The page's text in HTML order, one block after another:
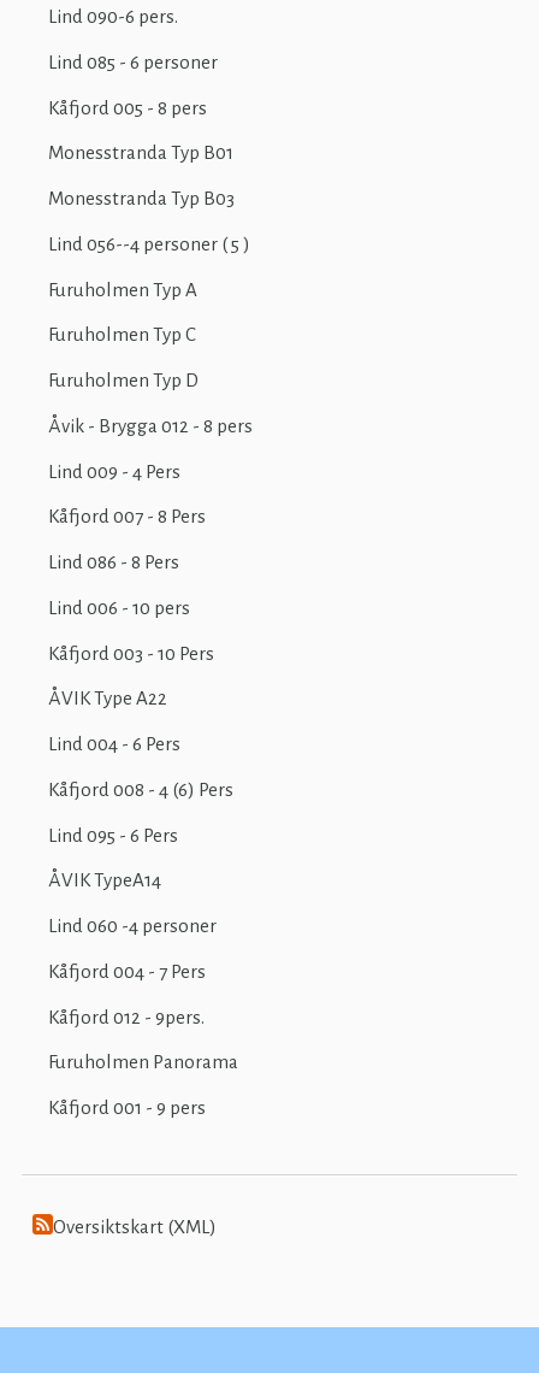
Lind 090-6 pers.
Lind 085 - 6 personer
Kåfjord 005 - 8 pers
Monesstranda Typ B01
Monesstranda Typ B03
Lind 056--4 personer ( 5 )
Furuholmen Typ A
Furuholmen Typ C
Furuholmen Typ D
Åvik - Brygga 012 - 8 pers
Lind 009 - 4 Pers
Kåfjord 007 - 8 Pers
Lind 086 - 8 Pers
Lind 006 - 10 pers
Kåfjord 003 - 10 Pers
ÅVIK Type A22
Lind 004 - 6 Pers
Kåfjord 008 - 4 (6) Pers
Lind 095 - 6 Pers
ÅVIK TypeA14
Lind 060 -4 personer
Kåfjord 004 - 7 Pers
Kåfjord 012 - 9pers.
Furuholmen Panorama
Kåfjord 001 - 9 pers
Oversiktskart (XML)